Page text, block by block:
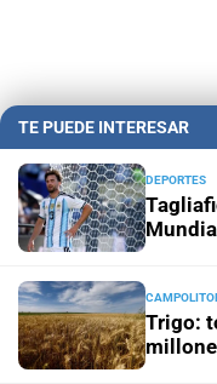
Campolitoral Revista
Podcasts Mirador
TE PUEDE INTERESAR
DEPORTES
Trigo: